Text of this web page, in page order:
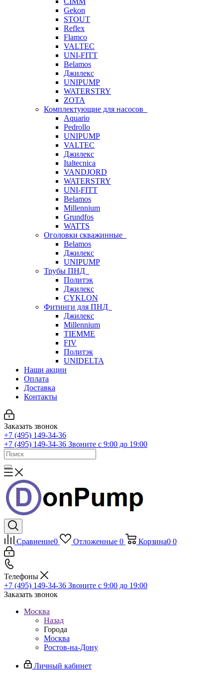
Gekon
STOUT
Reflex
Flamco
VALTEC
UNI-FITT
Belamos
Джилекс
UNIPUMP
WATERSTRY
ZOTA
Комплектующие для насосов
Aquario
Pedrollo
UNIPUMP
VALTEC
Джилекс
Italtecnica
VANDJORD
WATERSTRY
UNI-FITT
Belamos
Millennium
Grundfos
WATTS
Оголовки скважинные
Belamos
Джилекс
UNIPUMP
Трубы ПНД
Политэк
Джилекс
CYKLON
Фитинги для ПНД
Джилекс
Millennium
TIEMME
FIV
Политэк
UNIDELTA
Наши акции
Оплата
Доставка
Контакты
Заказать звонок
+7 (495) 149-34-36
+7 (495) 149-34-36 Звоните с 9:00 до 19:00
Сравнение0 Отложенные 0 Корзина0 0
Телефоны
+7 (495) 149-34-36 Звоните с 9:00 до 19:00
Заказать звонок
Москва
Назад
Города
Москва
Ростов-на-Дону
Личный кабинет